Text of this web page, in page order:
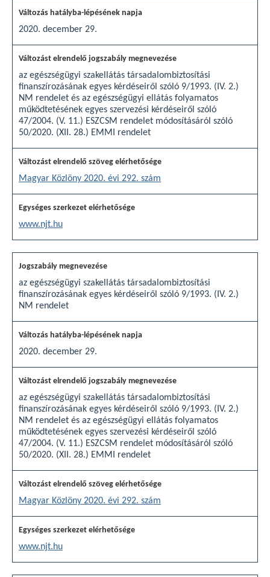
2020. december 29.
az egészségügyi szakellátás társadalombiztosítási
finanszírozásának egyes kérdéseiről szóló 9/1993. (IV. 2.)
NM rendelet és az egészségügyi ellátás folyamatos
működtetésének egyes szervezési kérdéseiről szóló
47/2004. (V. 11.) ESZCSM rendelet módosításáról szóló
50/2020. (XII. 28.) EMMI rendelet
Magyar Közlöny 2020. évi 292. szám
www.njt.hu
az egészségügyi szakellátás társadalombiztosítási
finanszírozásának egyes kérdéseiről szóló 9/1993. (IV. 2.)
NM rendelet
2020. december 29.
az egészségügyi szakellátás társadalombiztosítási
finanszírozásának egyes kérdéseiről szóló 9/1993. (IV. 2.)
NM rendelet és az egészségügyi ellátás folyamatos
működtetésének egyes szervezési kérdéseiről szóló
47/2004. (V. 11.) ESZCSM rendelet módosításáról szóló
50/2020. (XII. 28.) EMMI rendelet
Magyar Közlöny 2020. évi 292. szám
www.njt.hu